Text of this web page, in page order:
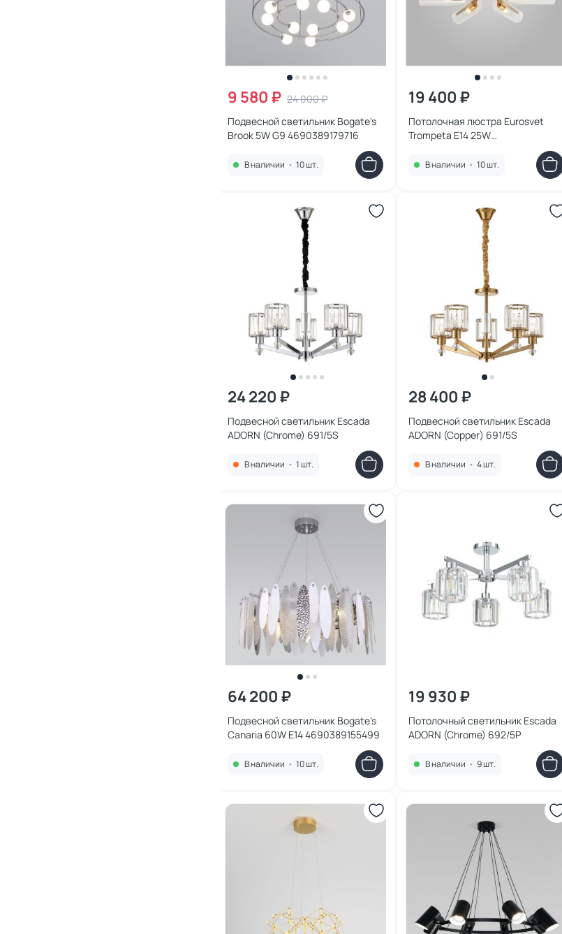
9 580 ₽ 24 000 ₽
Подвесной светильник Bogate's
Brook 5W G9 4690389179716
В наличии • 10 шт.
19 400 ₽
Потолочная люстра Eurosvet
Trompeta E14 25W
В наличии • 10 шт.
24 220 ₽
Подвесной светильник Escada
ADORN (Chrome) 691/5S
В наличии • 1 шт.
28 400 ₽
Подвесной светильник Escada
ADORN (Copper) 691/5S
В наличии • 4 шт.
64 200 ₽
Подвесной светильник Bogate's
Canaria 60W E14 4690389155499
В наличии • 10 шт.
19 930 ₽
Потолочный светильник Escada
ADORN (Chrome) 692/5P
В наличии • 9 шт.